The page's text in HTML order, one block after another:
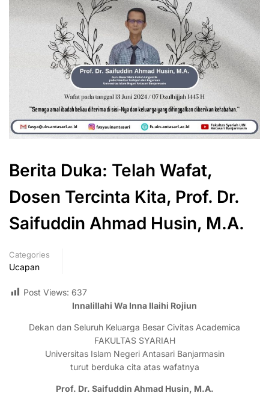
Berita Duka: Telah Wafat,
Dosen Tercinta Kita, Prof. Dr.
Saifuddin Ahmad Husin, M.A.
Categories
Ucapan
Post Views: 637
Innalillahi Wa Inna Ilaihi Rojiun
Dekan dan Seluruh Keluarga Besar Civitas Academica
FAKULTAS SYARIAH
Universitas Islam Negeri Antasari Banjarmasin
turut berduka cita atas wafatnya
Prof. Dr. Saifuddin Ahmad Husin, M.A.